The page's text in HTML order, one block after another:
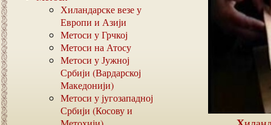
Хиландарске везе у
Европи и Азији
Метоси у Грчкој
Метоси на Атосу
Метоси у Јужној
Србији (Вардарској
Македонији)
Метоси у југозападној
Србији (Косову и